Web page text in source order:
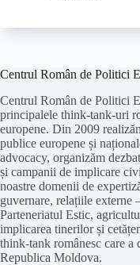
Centrul Român de Politici
Centrul Român de Politici
principalele think-tank-uri
europene. Din 2009
publice europene și
advocacy, organizăm
și campanii de implicare
noastre domenii de
guvernare, relațiile externe
Parteneriatul Estic,
implicarea tinerilor și
think-tank românesc care a
Republica Moldova.